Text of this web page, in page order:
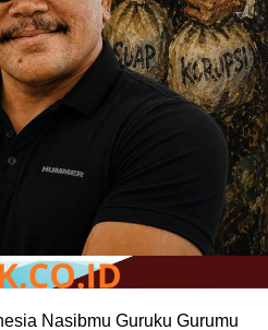
Nasibmu Guruku Gurumu